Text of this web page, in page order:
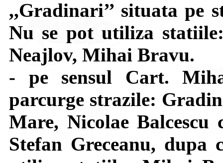
,,Gradinari’’ situata pe
Nu se pot utiliza
Neajlov, Mihai Bravu.
- pe sensul Cart.
parcurge strazile:
Mare, Nicolae
Stefan Greceanu, dupa